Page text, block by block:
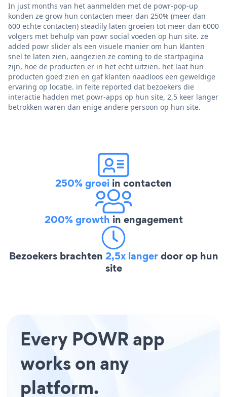
In just months van het aanmelden met de powr-pop-up
konden ze grow hun contacten meer dan 250% (meer dan
600 echte contacten) steadily laten groeien tot meer dan 6000
volgers met behulp van powr social voeden op hun site. ze
added powr slider als een visuele manier om hun klanten
snel te laten zien, aangezien ze coming to de startpagina
zijn, hoe de producten er in het echt uitzien. het laat hun
producten goed zien en gaf klanten naadloos een geweldige
ervaring op locatie. in feite reported dat bezoekers die
interactie hadden met powr-apps op hun site, 2,5 keer langer
betrokken waren dan enige andere persoon op hun site.
250% groei in contacten
200% growth in engagement
Bezoekers brachten 2,5x langerdoor op hun
site
Every POWR app
works on any
platform.